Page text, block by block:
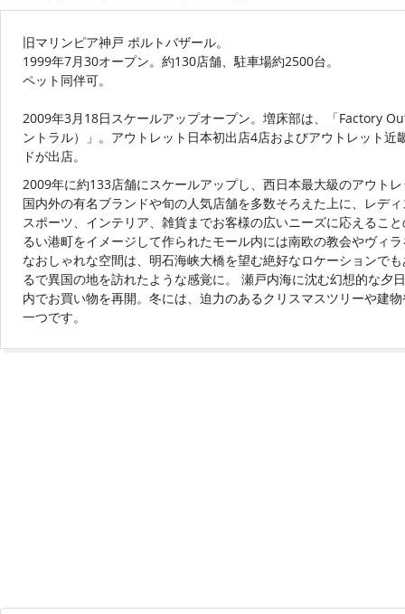
旧マリンピア神戸 ポルトバザール。
1999年7月30オープン。約130店舗、駐車場約2500台。
ペット同伴可。
2009年3月18日スケールアップオープン。増床部は、「Factory
ントラル）」。アウトレット日本初出店4店およびアウトレット
ドが出店。
2009年に約133店舗にスケールアップし、西日本最大級のアウト
国内外の有名ブランドや旬の人気店舗を多数そろえた上に、レデ
スポーツ、インテリア、雑貨までお客様の広いニーズに応えるこ
るい港町をイメージして作られたモール内には南欧の教会やヴィ
なおしゃれな空間は、明石海峡大橋を望む絶好なロケーションで
るで異国の地を訪れたような感覚に。 瀬戸内海に沈む幻想的な夕
内でお買い物を再開。冬には、迫力のあるクリスマスツリーや建
一つです。